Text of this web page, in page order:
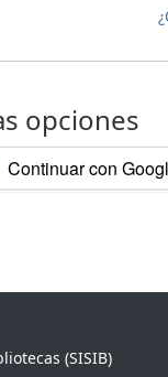
opciones
Continuar con
(SISIB)